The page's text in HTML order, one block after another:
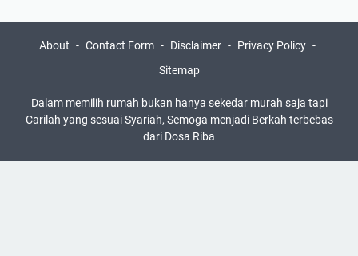
About Contact Form Disclaimer
Privacy Policy
Sitemap
Dalam memilih rumah bukan hanya sekedar murah saja tapi
Carilah yang sesuai Syariah, Semoga menjadi Berkah terbebas
dari Dosa Riba